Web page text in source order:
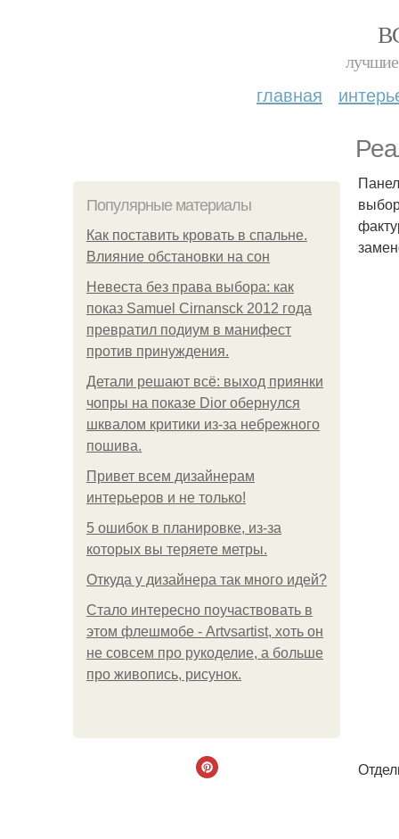
лучшие
главная
Популярные материалы
Как поставить кровать в спальне.
Влияние обстановки на сон
Невеста без права выбора: как
показ Samuel Cirnansck 2012 года
превратил подиум в манифест
против принуждения.
Детали решают всё: выход приянки
чопры на показе Dior обернулся
шквалом критики из-за небрежного
пошива.
Привет всем дизайнерам
интерьеров и не только!
5 ошибок в планировке, из-за
которых вы теряете метры.
Откуда у дизайнера так много идей?
Стало интересно поучаствовать в
этом флешмобе - Artvsartist, хоть он
не совсем про рукоделие, а больше
про живопись, рисунок.